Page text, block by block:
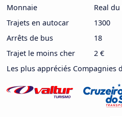
Monnaie
Real
Trajets en autocar
1300
Arrêts de bus
18
Trajet le moins cher
2 €
Les plus appréciés Compagnies